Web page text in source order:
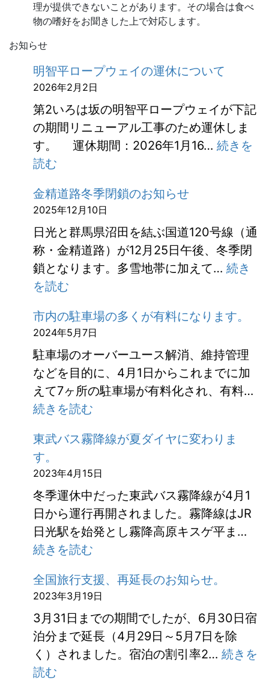
理が提供できないことがあります。その場合は食べ
物の嗜好をお聞きした上で対応します。
お知らせ
明智平ロープウェイの運休について
2026年2月2日
第2いろは坂の明智平ロープウェイが下記
の期間リニューアル工事のため運休しま
す。 運休期間：2026年1月16… 続きを
読む
智
平
ロ
ー
プ
ウ
イ
運
休
に
つ
い
金精道路冬季閉鎖のお知らせ
2025年12月10日
日光と群馬県沼田を結ぶ国道120号線（通
称・金精道路）が12月25日午後、冬季閉
鎖となります。多雪地帯に加えて… 続き
を読む
精
道
路
冬
季
閉
の
お
ら
せ
市内の駐車場の多くが有料になります。
2024年5月7日
駐車場のオーバーユース解消、維持管理
などを目的に、4月1日からこれまでに加
えて7ヶ所の駐車場が有料化され、有料…
続きを読む
内
駐
車
場
の
く
が
料
に
な
東武バス霧降線が夏ダイヤに変わりま
す。
2023年4月15日
冬季運休中だった東武バス霧降線が4月1
日から運行再開されました。霧降線はJR
日光駅を始発とし霧降高原キスゲ平ま…
続きを読む
武
バ
ス
霧
降
全国旅行支援、再延長のお知らせ。
2023年3月19日
3月31日までの期間でしたが、6月30日宿
泊分まで延長（4月29日～5月7日を除
く）されました。宿泊の割引率2… 続きを
読む